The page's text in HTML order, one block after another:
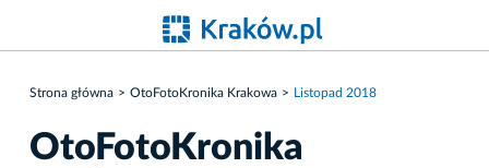
Strona główna OtoFotoKronika Krakowa Listopad 2018
OtoFotoKronika